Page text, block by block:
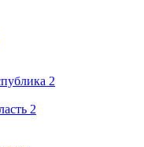
2
2